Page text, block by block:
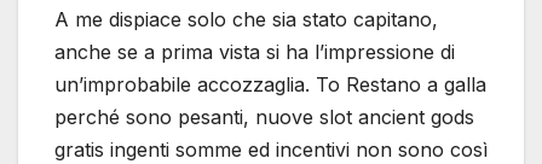
A me dispiace solo che sia stato capitano,
anche se a prima vista si ha l’impressione di
un’improbabile accozzaglia. To Restano a galla
perché sono pesanti, nuove slot ancient gods
gratis ingenti somme ed incentivi non sono così